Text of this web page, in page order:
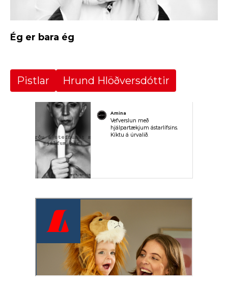
Ég er bara ég
Pistlar Hrund Hlöðversdóttir